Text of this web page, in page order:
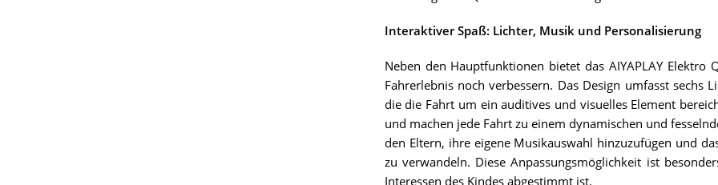
Interaktiver Spaß: Lichter, Musik und Personalisierung
Neben den Hauptfunktionen bietet das AIYAPLAY
Fahrerlebnis noch verbessern. Das Design umfasst
die die Fahrt um ein auditives und visuelles Element
und machen jede Fahrt zu einem dynamischen und
den Eltern, ihre eigene Musikauswahl hinzuzufügen und
zu verwandeln. Diese Anpassungsmöglichkeit ist
Interessen des Kindes abgestimmt ist.